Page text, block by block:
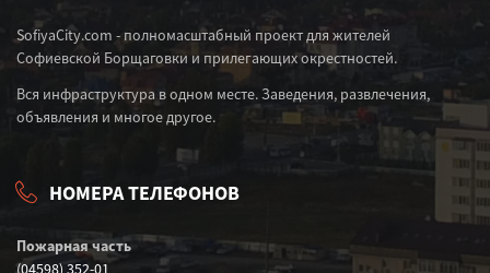
SofiyaCity.com - полномасштабный проект для жителей
Софиевской Борщаговки и прилегающих окрестностей.
Вся инфраструктура в одном месте. Заведения, развлечения,
объявления и многое другое.
НОМЕРА ТЕЛЕФОНОВ
Пожарная часть
(04598) 352-01